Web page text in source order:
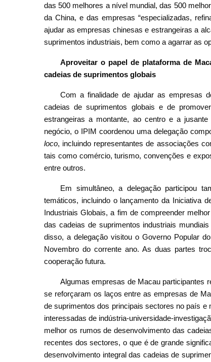
das 500 melhores a nível mundial, das 500
da China, e das empresas “especializadas,
ajudar as empresas chinesas e estrangeiras a
suprimentos industriais, bem como a agarrar as
Aproveitar o papel de plataforma de
cadeias de suprimentos globais
Com a finalidade de ajudar as empresas
cadeias de suprimentos globais e de
estrangeiras a montante, ao centro e a
negócio, o IPIM coordenou uma delegação
loco, incluindo representantes de associações
tais como comércio, turismo, convenções e
entre outros.
Em simultâneo, a delegação participou
temáticos, incluindo o lançamento da Iniciativa
Industriais Globais, a fim de compreender
das cadeias de suprimentos industriais
disso, a delegação visitou o Governo Popular
Novembro do corrente ano. As duas partes
cooperação futura.
Algumas empresas de Macau participantes
se reforçaram os laços entre as empresas de
de suprimentos dos principais sectores no país e
interessadas de indústria-universidade-
melhor os rumos de desenvolvimento das
recentes dos sectores, o que é de grande
desenvolvimento integral das cadeias de